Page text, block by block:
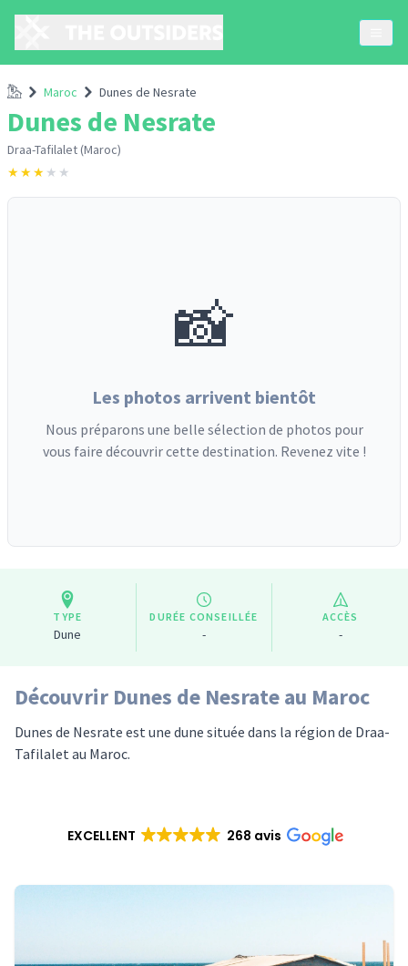
Accueil
Maroc Dunes de Nesrate
Dunes de Nesrate
Draa-Tafilalet (Maroc)
★★★ ★ ★
📸
Les photos arrivent bientôt
Nous préparons une belle sélection de photos pour
vous faire découvrir cette destination. Revenez vite !
TYPE
Dune
DURÉE CONSEILLÉE
-
ACCÈS
-
Découvrir Dunes de Nesrate au Maroc
Dunes de Nesrate est une dune située dans la région de Draa-
Tafilalet au Maroc.
EXCELLENT 268 avis